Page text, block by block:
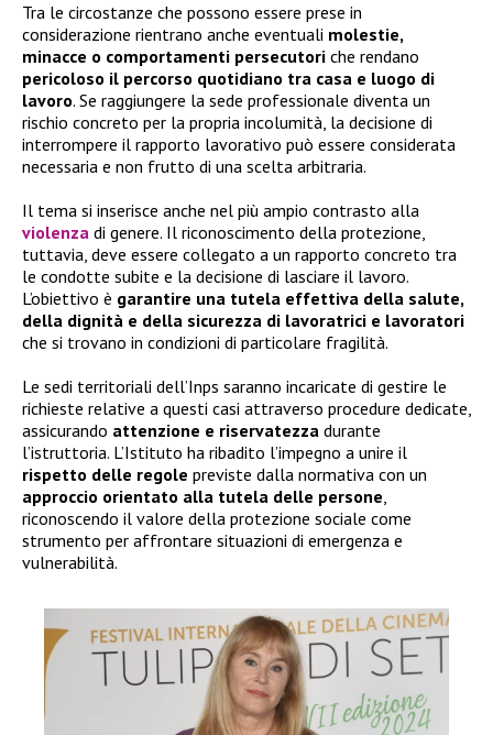
Tra le circostanze che possono essere prese in
considerazione rientrano anche eventuali molestie,
minacce o comportamenti persecutori che rendano
pericoloso il percorso quotidiano tra casa e luogo di
lavoro. Se raggiungere la sede professionale diventa un
rischio concreto per la propria incolumità, la decisione di
interrompere il rapporto lavorativo può essere considerata
necessaria e non frutto di una scelta arbitraria.
Il tema si inserisce anche nel più ampio contrasto alla
violenza di genere. Il riconoscimento della protezione,
tuttavia, deve essere collegato a un rapporto concreto tra
le condotte subite e la decisione di lasciare il lavoro.
L’obiettivo è garantire una tutela effettiva della salute,
della dignità e della sicurezza di lavoratrici e lavoratori
che si trovano in condizioni di particolare fragilità.
Le sedi territoriali dell’Inps saranno incaricate di gestire le
richieste relative a questi casi attraverso procedure dedicate,
assicurando attenzione e riservatezza durante
l’istruttoria. L’Istituto ha ribadito l’impegno a unire il
rispetto delle regole previste dalla normativa con un
approccio orientato alla tutela delle persone,
riconoscendo il valore della protezione sociale come
strumento per affrontare situazioni di emergenza e
vulnerabilità.